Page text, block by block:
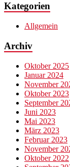
Kategorien
Allgemein
Archiv
Oktober 2025
Januar 2024
November
Oktober 2023
September
Juni 2023
Mai 2023
März 2023
Februar 2023
November
Oktober 2022